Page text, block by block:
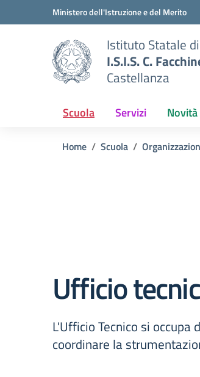
Vai ai contenuti
Vai al menu di navigazioneMinistero dell'Istruzione e del Merito
Istituto Statale
I.S.I.S. C.
Castellanza
Scuola Servizi Novità
Home Scuola
Ufficio
L'Ufficio Tecnico si
coordinare la